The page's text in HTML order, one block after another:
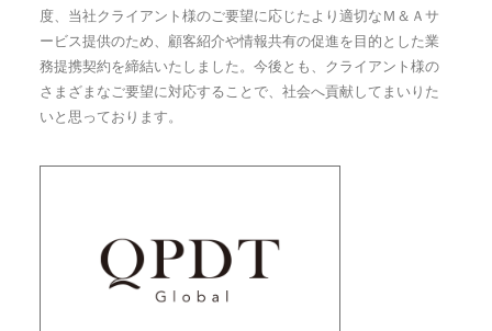
度、当社クライアント様のご要望に応じたより適切なＭ＆Ａサ
ービス提供のため、顧客紹介や情報共有の促進を目的とした業
務提携契約を締結いたしました。今後とも、クライアント様の
さまざまなご要望に対応することで、社会へ貢献してまいりた
いと思っております。